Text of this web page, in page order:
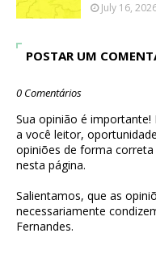
July 16,
POSTAR UM
0 Comentários
Sua opinião é
a você leitor,
opiniões de forma
nesta página.
Salientamos, que as
necessariamente
Fernandes.